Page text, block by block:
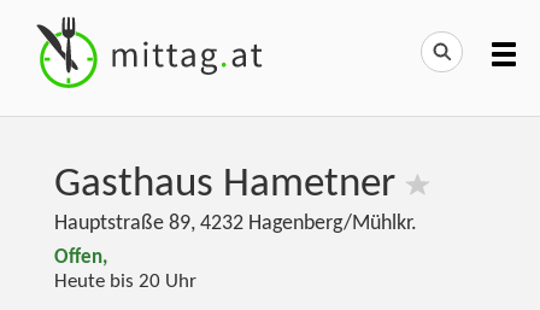
Gasthaus Hametner
Hauptstraße 89, 4232 Hagenberg/Mühlkr.
Offen,
Heute bis 20 Uhr